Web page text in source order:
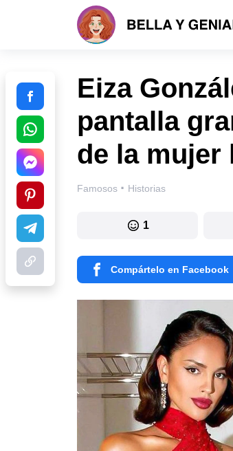
Eiza
pantalla
de la mujer
Famosos · Historias
1
Compártelo en Facebook